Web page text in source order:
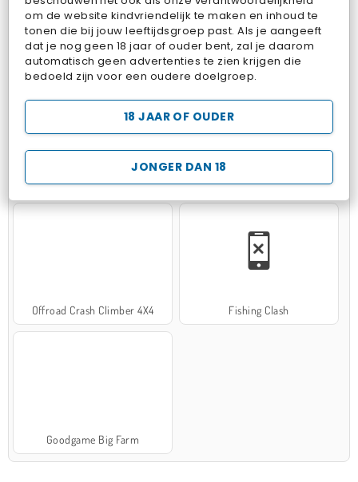
om de website kindvriendelijk te maken en inhoud te
tonen die bij jouw leeftijdsgroep past. Als je aangeeft
dat je nog geen 18 jaar of ouder bent, zal je daarom
automatisch geen advertenties te zien krijgen die
bedoeld zijn voor een oudere doelgroep.
JONGER DAN 18
18 JAAR OF OUDER
Pop Fruit Bubbits
Hospital Surgeon Doctor Game Potion Sort
Offroad Crash Climber 4X4 Fishing Clash
Goodgame Big Farm